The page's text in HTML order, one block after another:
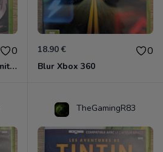
0
Dragon Ball Z : Burst Limit Xbox 360
18.90 € 0
Blur Xbox 360
TheGamingR83